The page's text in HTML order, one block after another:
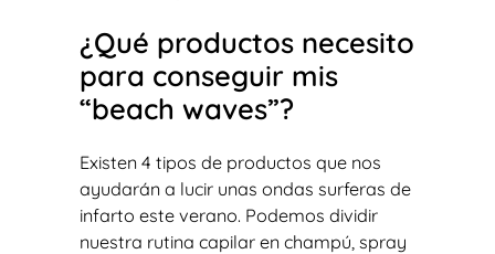
¿Qué productos necesito
para conseguir mis
“beach waves”?
Existen 4 tipos de productos que nos
ayudarán a lucir unas ondas surferas de
infarto este verano. Podemos dividir
nuestra rutina capilar en champú, spray